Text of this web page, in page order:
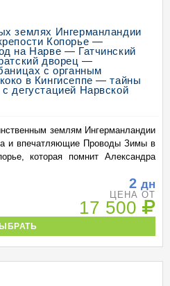
землях Ингерманландии
Копорье —
на Нарве — Гатчинский
дворец —
с органным
в Кингисеппе — тайны
дегустацией Нарвской
землям Ингерманландии
и впечатляющие Проводы Зимы в
которая помнит Александра
2 дн
ЦЕНА ОТ
17 500